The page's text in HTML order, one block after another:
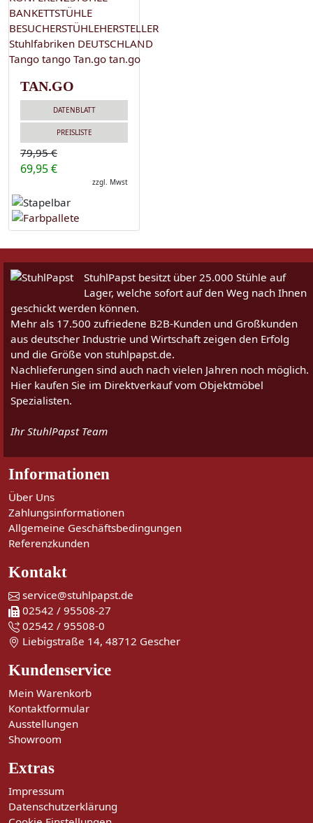
TAN.GO
DATENBLATT
PREISLISTE
79,95 €
69,95 €
zzgl. Mwst
StuhlPapst besitzt über 25.000 Stühle auf
Lager, welche sofort auf den Weg nach Ihnen
geschickt werden können.
Mehr als 17.500 zufriedene B2B-Kunden und Großkunden
aus deutscher Industrie und Wirtschaft zeigen den Erfolg
und die Größe von stuhlpapst.de.
Nachlieferungen sind auch nach vielen Jahren noch möglich.
Hier kaufen Sie im Direktverkauf vom Objektmöbel
Spezialisten.
Ihr StuhlPapst Team
Informationen
Über Uns
Zahlungsinformationen
Allgemeine Geschäftsbedingungen
Referenzkunden
Kontakt
service@stuhlpapst.de
02542 / 95508-27
02542 / 95508-0
Liebigstraße 14, 48712 Gescher
Kundenservice
Mein Warenkorb
Kontaktformular
Ausstellungen
Showroom
Extras
Impressum
Datenschutzerklärung